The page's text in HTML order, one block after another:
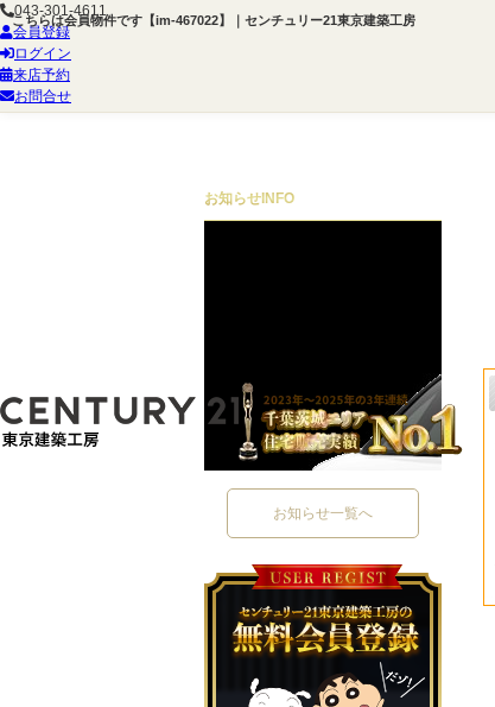
こちらは会員物件です【im-467022】｜センチュリー21東京建築工房
043-301-4611
会員登録
ログイン
来店予約
お問合せ
お知らせ INFO
お知らせ一覧へ